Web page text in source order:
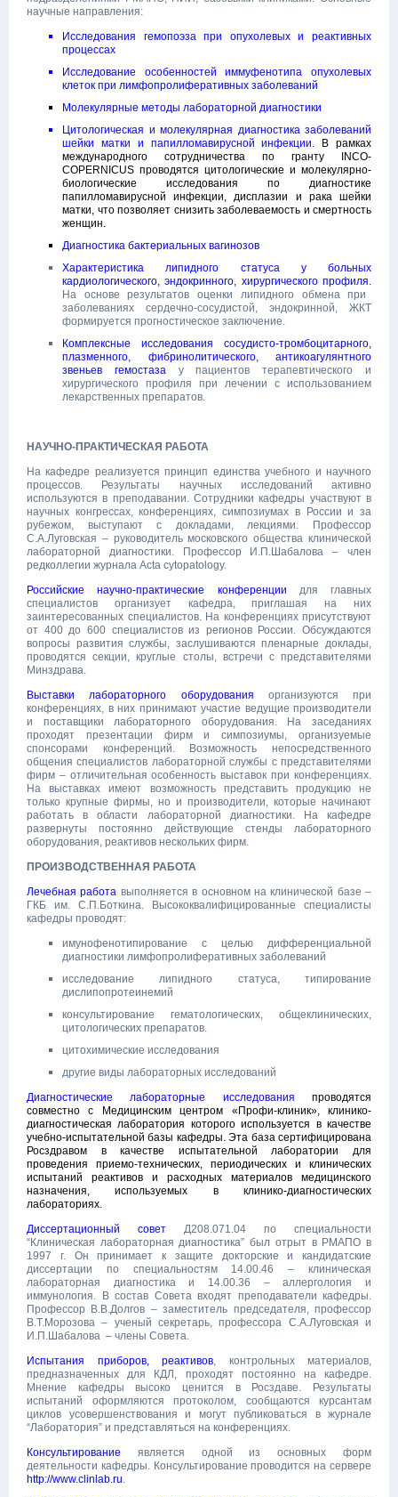
научные направления:
Исследования гемопоэза при опухолевых и реактивных
процессах
Исследование особенностей иммуфенотипа опухолевых
клеток при лимфопролиферативных заболеваний
Молекулярные методы лабораторной диагностики
Цитологическая и молекулярная диагностика заболеваний
шейки матки и папилломавирусной инфекции. В рамках
международного сотрудничества по гранту INCO-
COPERNICUS проводятся цитологические и молекулярно-
биологические исследования по диагностике
папилломавирусной инфекции, дисплазии и рака шейки
матки, что позволяет снизить заболеваемость и смертность
женщин.
Диагностика бактериальных вагинозов
Характеристика липидного статуса у больных
кардиологического, эндокринного, хирургического профиля.
На основе результатов оценки липидного обмена при
заболеваниях сердечно-сосудистой, эндокринной, ЖКТ
формируется прогностическое заключение.
Комплексные исследования сосудисто-тромбоцитарного,
плазменного, фибринолитического, антикоагулянтного
звеньев гемостазау пациентов терапевтического и
хирургического профиля при лечении с использованием
лекарственных препаратов.
НАУЧНО-ПРАКТИЧЕСКАЯ РАБОТА
На кафедре реализуется принцип единства учебного и научного
процессов. Результаты научных исследований активно
используются в преподавании. Сотрудники кафедры участвуют в
научных конгрессах, конференциях, симпозиумах в России и за
рубежом, выступают с докладами, лекциями. Профессор
С.А.Луговская – руководитель московского общества клинической
лабораторной диагностики. Профессор И.П.Шабалова – член
редколлегии журнала Acta cytopatology.
Российские научно-практические конференции для главных
специалистов организует кафедра, приглашая на них
заинтересованных специалистов. На конференциях присутствуют
от 400 до 600 специалистов из регионов России. Обсуждаются
вопросы развития службы, заслушиваются пленарные доклады,
проводятся секции, круглые столы, встречи с представителями
Минздрава.
Выставки лабораторного оборудования организуются при
конференциях, в них принимают участие ведущие производители
и поставщики лабораторного оборудования. На заседаниях
проходят презентации фирм и симпозиумы, организуемые
спонсорами конференций. Возможность непосредственного
общения специалистов лабораторной службы с представителями
фирм – отличительная особенность выставок при конференциях.
На выставках имеют возможность представить продукцию не
только крупные фирмы, но и производители, которые начинают
работать в области лабораторной диагностики. На кафедре
развернуты постоянно действующие стенды лабораторного
оборудования, реактивов нескольких фирм.
ПРОИЗВОДСТВЕННАЯ РАБОТА
Лечебная работа выполняется в основном на клинической базе –
ГКБ им. С.П.Боткина. Высококвалифицированные специалисты
кафедры проводят:
имунофенотипирование с целью дифференциальной
диагностики лимфопролиферативных заболеваний
исследование липидного статуса, типирование
дислипопротеинемий
консультирование гематологических, общеклинических,
цитологических препаратов.
цитохимические исследования
другие виды лабораторных исследований
Диагностические лабораторные исследования проводятся
совместно с Медицинским центром «Профи-клиник», клинико-
диагностическая лаборатория которого используется в качестве
учебно-испытательной базы кафедры. Эта база сертифицирована
Росздравом в качестве испытательной лаборатории для
проведения приемо-технических, периодических и клинических
испытаний реактивов и расходных материалов медицинского
назначения, используемых в клинико-диагностических
лабораториях.
Диссертационный совет Д208.071.04 по специальности
“Клиническая лабораторная диагностика” был отрыт в РМАПО в
1997 г. Он принимает к защите докторские и кандидатские
диссертации по специальностям 14.00.46 – клиническая
лабораторная диагностика и 14.00.36 – аллергология и
иммунология. В состав Совета входят преподаватели кафедры.
Профессор В.В.Долгов – заместитель председателя, профессор
В.Т.Морозова – ученый секретарь, профессора С.А.Луговская и
И.П.Шабалова – члены Совета.
Испытания приборов, реактивов, контрольных материалов,
предназначенных для КДЛ, проходят постоянно на кафедре.
Мнение кафедры высоко ценится в Росздаве. Результаты
испытаний оформляются протоколом, сообщаются курсантам
циклов усовершенствования и могут публиковаться в журнале
“Лаборатория” и представляться на конференциях.
Консультирование является одной из основных форм
деятельности кафедры. Консультирование проводится на сервере
http://www.clinlab.ru.